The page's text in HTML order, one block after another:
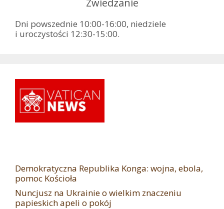
Zwiedzanie
Dni powszednie 10:00-16:00, niedziele
i uroczystości 12:30-15:00.
Demokratyczna Republika Konga: wojna, ebola,
pomoc Kościoła
Nuncjusz na Ukrainie o wielkim znaczeniu
papieskich apeli o pokój